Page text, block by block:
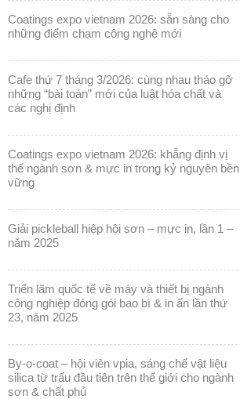
coatings expo vietnam 2026: sẵn sàng cho
những điểm chạm công nghệ mới
cafe thứ 7 tháng 3/2026: cùng nhau tháo gỡ
những “bài toán” mới của luật hóa chất và
các nghị định
coatings expo vietnam 2026: khẳng định vị
thế ngành sơn & mực in trong kỷ nguyên bền
vững
giải pickleball hiệp hội sơn – mực in, lần 1 –
năm 2025
triển lãm quốc tế về máy và thiết bị ngành
công nghiệp đóng gói bao bì & in ấn lần thứ
23, năm 2025
by-o-coat – hội viên vpia, sáng chế vật liệu
silica từ trấu đầu tiên trên thế giới cho ngành
sơn & chất phủ